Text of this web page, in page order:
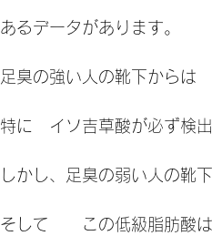
あるデータがあります。
足臭の強い人の靴下からは
特に　イソ吉草酸が必ず検出
しかし、足臭の弱い人の靴
そして　　この低級脂肪酸